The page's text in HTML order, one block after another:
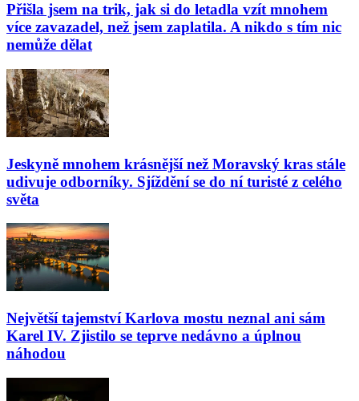
Přišla jsem na trik, jak si do letadla vzít mnohem
více zavazadel, než jsem zaplatila. A nikdo s tím nic
nemůže dělat
Jeskyně mnohem krásnější než Moravský kras stále
udivuje odborníky. Sjíždění se do ní turisté z celého
světa
Největší tajemství Karlova mostu neznal ani sám
Karel IV. Zjistilo se teprve nedávno a úplnou
náhodou